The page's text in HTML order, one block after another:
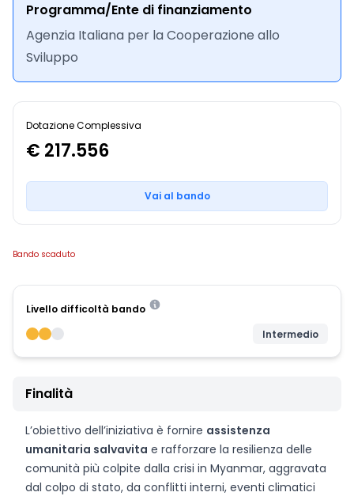
Programma/Ente di finanziamento
Agenzia Italiana per la Cooperazione allo
Sviluppo
Dotazione Complessiva
€ 217.556
Vai al bando
Bando scaduto
Livello difficoltà bando
Intermedio
Finalità
L’obiettivo dell’iniziativa è fornire assistenza
umanitaria salvavita e rafforzare la resilienza delle
comunità più colpite dalla crisi in Myanmar, aggravata
dal colpo di stato, da conflitti interni, eventi climatici